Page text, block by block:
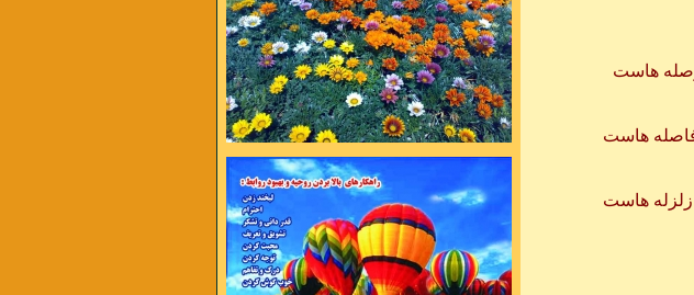
هیچ زخمی در آدمی نیست که با گذشت زمان التیام پیدا
شکست خوردن مهم نیست مهم دوباره شروع کردن
هاست
هاست
هاست